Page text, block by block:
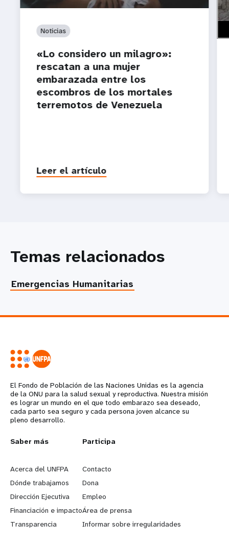
Noticias
«Lo considero un milagro»:
rescatan a una mujer
embarazada entre los
escombros de los mortales
terremotos de Venezuela
Leer el artículo
Temas relacionados
Emergencias Humanitarias
El Fondo de Población de las Naciones Unidas es la agencia
de la ONU para la salud sexual y reproductiva. Nuestra misión
es lograr un mundo en el que todo embarazo sea deseado,
cada parto sea seguro y cada persona joven alcance su
pleno desarrollo.
L
e
a
r
n
Saber más
Acerca del UNFPA
Dónde trabajamos
Dirección Ejecutiva
Financiación e impacto
Transparencia
G
o
b
e
y
Participa
Contacto
Dona
Empleo
Área de prensa
Informar sobre irregularidades